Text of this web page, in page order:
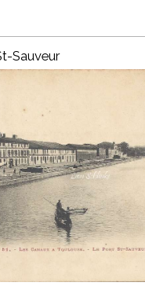
Sauveur